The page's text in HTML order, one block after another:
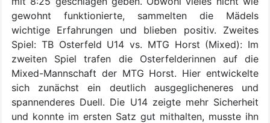
gewohnt funktionierte, sammelten die Mädels
wichtige Erfahrungen und blieben positiv. Zweites
Spiel: TB Osterfeld U14 vs. MTG Horst (Mixed): Im
zweiten Spiel trafen die Osterfelderinnen auf die
Mixed-Mannschaft der MTG Horst. Hier entwickelte
sich zunächst ein deutlich ausgeglicheneres und
spannenderes Duell. Die U14 zeigte mehr Sicherheit
und konnte im ersten Satz gut mithalten, musste ihn